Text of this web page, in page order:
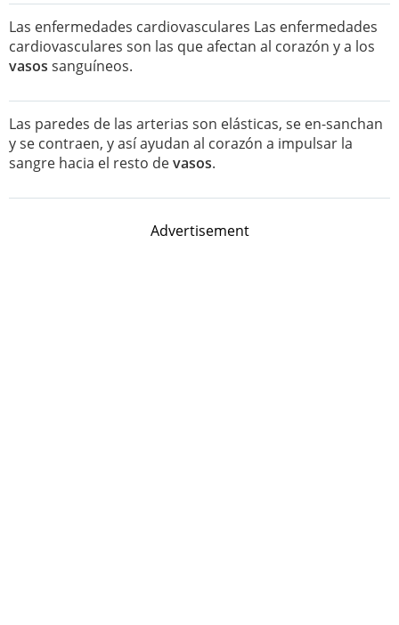
Las enfermedades cardiovasculares Las enfermedades
cardiovasculares son las que afectan al corazón y a los
vasos sanguíneos.
Las paredes de las arterias son elásticas, se en-sanchan
y se contraen, y así ayudan al corazón a impulsar la
sangre hacia el resto devasos.
Advertisement